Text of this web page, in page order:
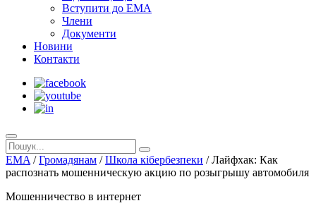
Вступити до ЕМА
Члени
Документи
Новини
Контакти
EMA /Громадянам /Школа кібербезпеки /Лайфхак: Как
распознать мошенническую акцию по розыгрышу автомобиля
Мошенничество в интернет